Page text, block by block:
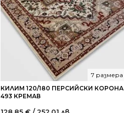
КИЛИМ 120/180 ПЕРСИЙСКИ КОРОНА
493 КРЕМАВ
7 размера